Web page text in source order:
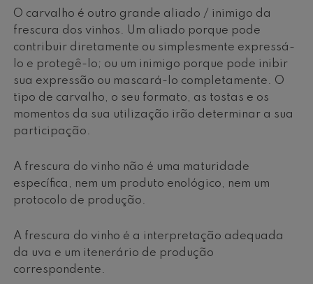
O carvalho é outro grande aliado / inimigo da
frescura dos vinhos. Um aliado porque pode
contribuir diretamente ou simplesmente expressá-
lo e protegê-lo; ou um inimigo porque pode inibir
sua expressão ou mascará-lo completamente. O
tipo de carvalho, o seu formato, as tostas e os
momentos da sua utilização irão determinar a sua
participação.
A frescura do vinho não é uma maturidade
específica, nem um produto enológico, nem um
protocolo de produção.
A frescura do vinho é a interpretação adequada
da uva e um itenerário de produção
correspondente.